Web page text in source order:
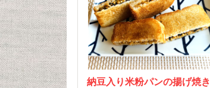
納豆入り米粉パンの揚げ焼き